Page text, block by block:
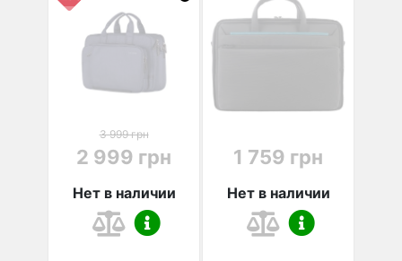
3 999 грн
2 999 грн
Нет в наличии
1 759 грн
Нет в наличии